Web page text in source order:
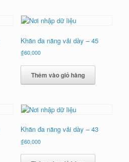
Khăn đa năng vải dày – 45
₫60,000
Thêm vào giỏ hàng
Khăn đa năng vải dày – 43
₫60,000